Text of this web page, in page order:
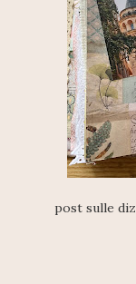
post sulle